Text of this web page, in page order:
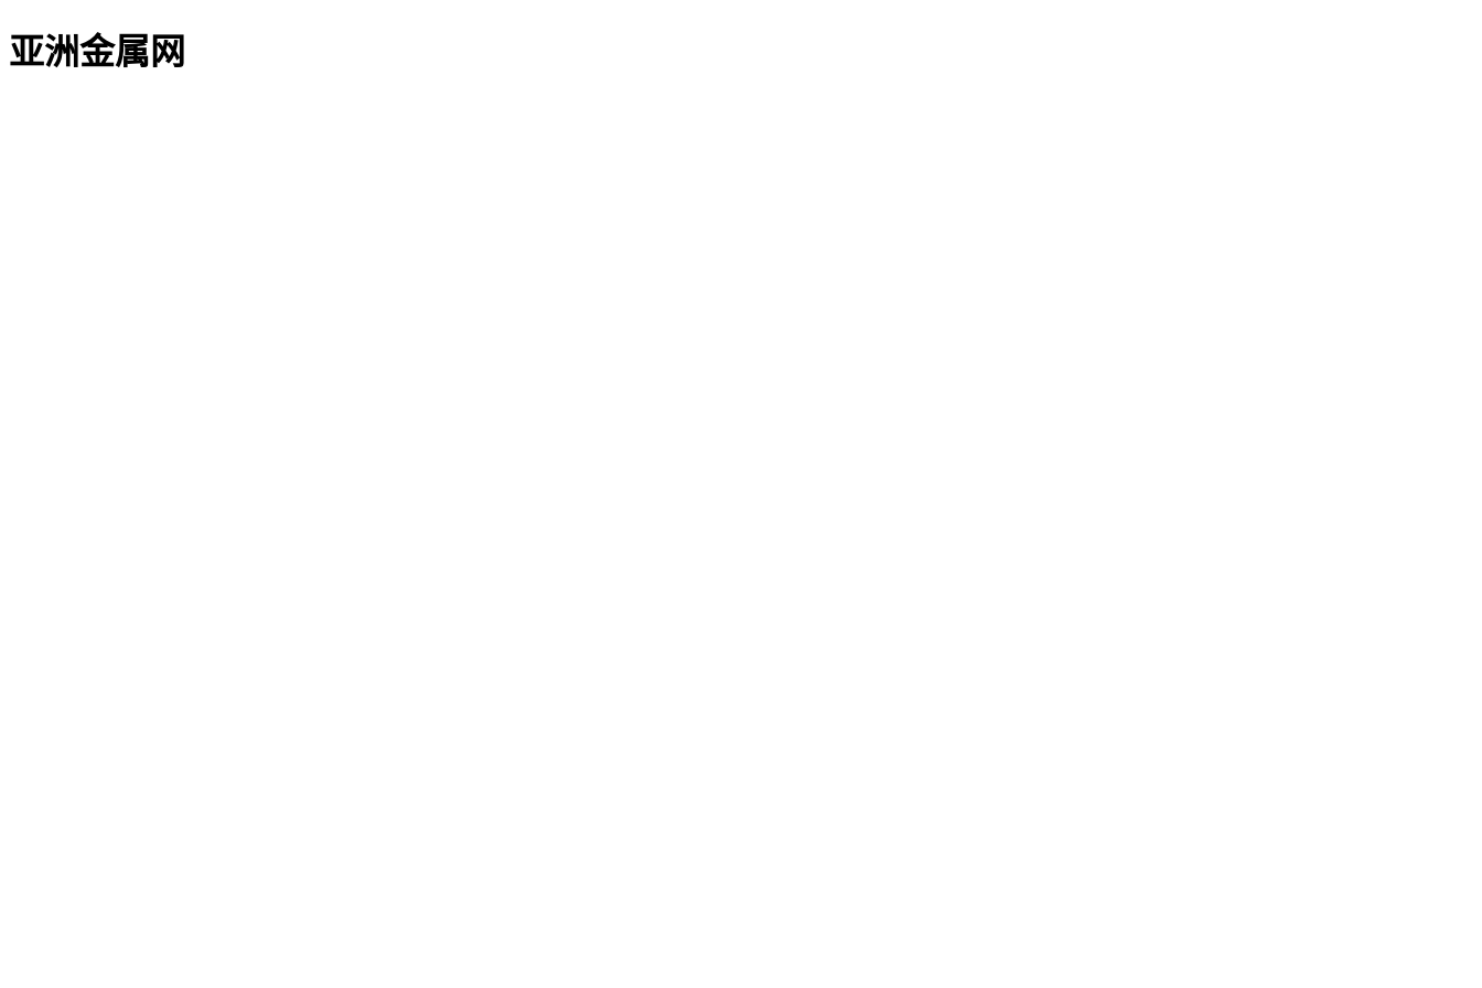
亚洲金属网